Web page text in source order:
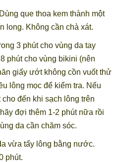
que thoa kem thành một
long. Không cần chà xát.
3 phút cho vùng da tay
phút cho vùng bikini (nên
giấy ướt không cồn vuốt thử
lông mọc để kiểm tra. Nếu
đến khi sạch lông trên
đợi thêm 1-2 phút nữa rồi
da cần chăm sóc.
vừa tẩy lông bằng nước.
phút.